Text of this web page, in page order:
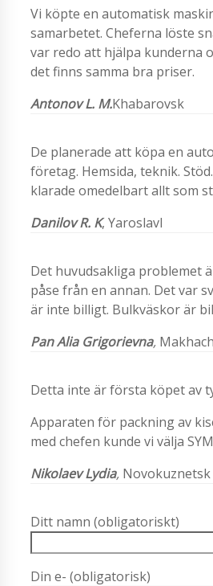
Vi köpte en automatisk
samarbetet. Cheferna löste
var redo att hjälpa kunderna
det finns samma bra priser.
Antonov L. M.Khabarovsk
De planerade att köpa en
företag. Hemsida, teknik.
klarade omedelbart allt som
Danilov R. K, Yaroslavl
Det huvudsakliga problemet
påse från en annan. Det var
är inte billigt. Bulkväskor är
Pan Alia Grigorievna,
Detta inte är första köpet av
Apparaten för packning av
med chefen kunde vi välja
Nikolaev Lydia, Novokuznetsk
Ditt namn (obligatoriskt)
Din e- (obligatorisk)